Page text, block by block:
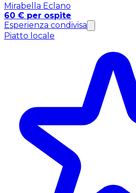
Mirabella Eclano
60 € per ospite
Esperienza condivisa
Piatto locale